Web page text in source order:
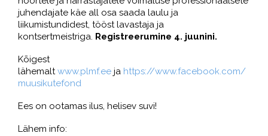
juhendajate käe all osa saada laulu ja
liikumistundidest, tööst lavastaja ja
kontsertmeistriga. Registreerumine 4. juunini.
Kõigest
lähemaltwww.plmf.ee ja https://www.facebook.com/
muusikutefond
Ees on ootamas ilus, helisev suvi!
Lähem info: